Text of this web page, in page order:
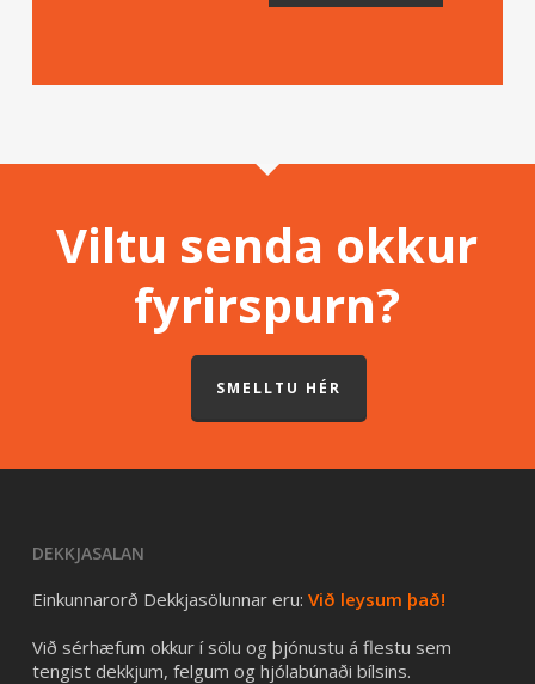
Viltu senda okkur
fyrirspurn?
SMELLTU HÉR
DEKKJASALAN
Einkunnarorð Dekkjasölunnar eru: Við leysum það!
Við sérhæfum okkur í sölu og þjónustu á flestu sem
tengist dekkjum, felgum og hjólabúnaði bílsins.